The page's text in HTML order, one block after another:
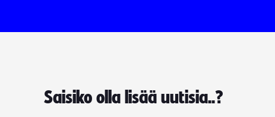
Saisiko olla lisää uutisia..?